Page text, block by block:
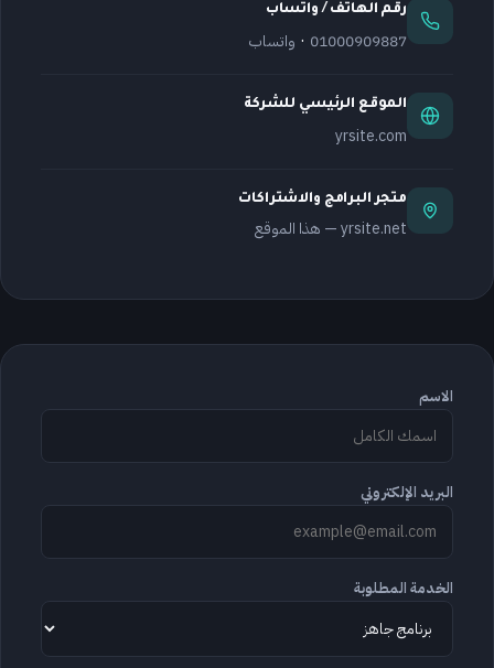
رقم الهاتف / واتساب
01000909887
· واتساب
الموقع الرئيسي للشركة
yrsite.com
متجر البرامج والاشتراكات
yrsite.net — هذا الموقع
الاسم
البريد الإلكتروني
الخدمة المطلوبة